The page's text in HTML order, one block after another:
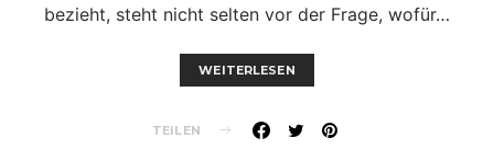
bezieht, steht nicht selten vor der Frage, wofür…
WEITERLESEN
TEILEN